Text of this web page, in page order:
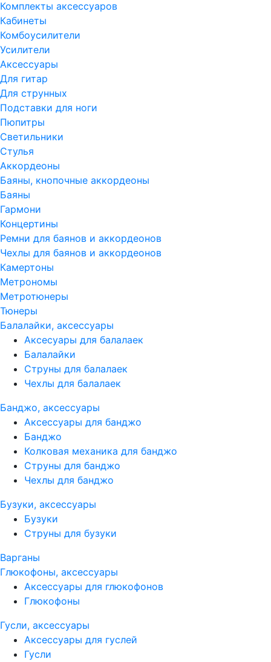
Комплекты аксессуаров
Кабинеты
Комбоусилители
Усилители
Аксессуары
Для гитар
Для струнных
Подставки для ноги
Пюпитры
Светильники
Стулья
Аккордеоны
Баяны, кнопочные аккордеоны
Баяны
Гармони
Концертины
Ремни для баянов и аккордеонов
Чехлы для баянов и аккордеонов
Камертоны
Метрономы
Метротюнеры
Тюнеры
Балалайки, аксессуары
Аксесуары для балалаек
Балалайки
Струны для балалаек
Чехлы для балалаек
Банджо, аксессуары
Аксессуары для банджо
Банджо
Колковая механика для банджо
Струны для банджо
Чехлы для банджо
Бузуки, аксессуары
Бузуки
Струны для бузуки
Варганы
Глюкофоны, аксессуары
Аксессуары для глюкофонов
Глюкофоны
Гусли, аксессуары
Аксессуары для гуслей
Гусли